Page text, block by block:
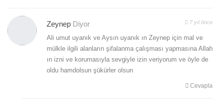
Zeynep Diyor 7 yıl önce
Ali umut uyanık ve Aysın uyanık ın Zeynep için mal ve
mülkle ilgili alanların şifalanma çalışması yapmasına Allah
ın izni ve korumasıyla sevgiyle izin veriyorum ve öyle de
oldu hamdolsun şükürler olsun
Cevapla